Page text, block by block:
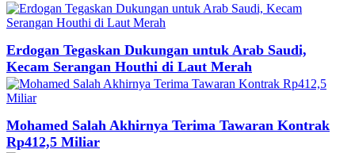
Erdogan Tegaskan Dukungan untuk Arab Saudi,
Kecam Serangan Houthi di Laut Merah
Mohamed Salah Akhirnya Terima Tawaran Kontrak
Rp412,5 Miliar